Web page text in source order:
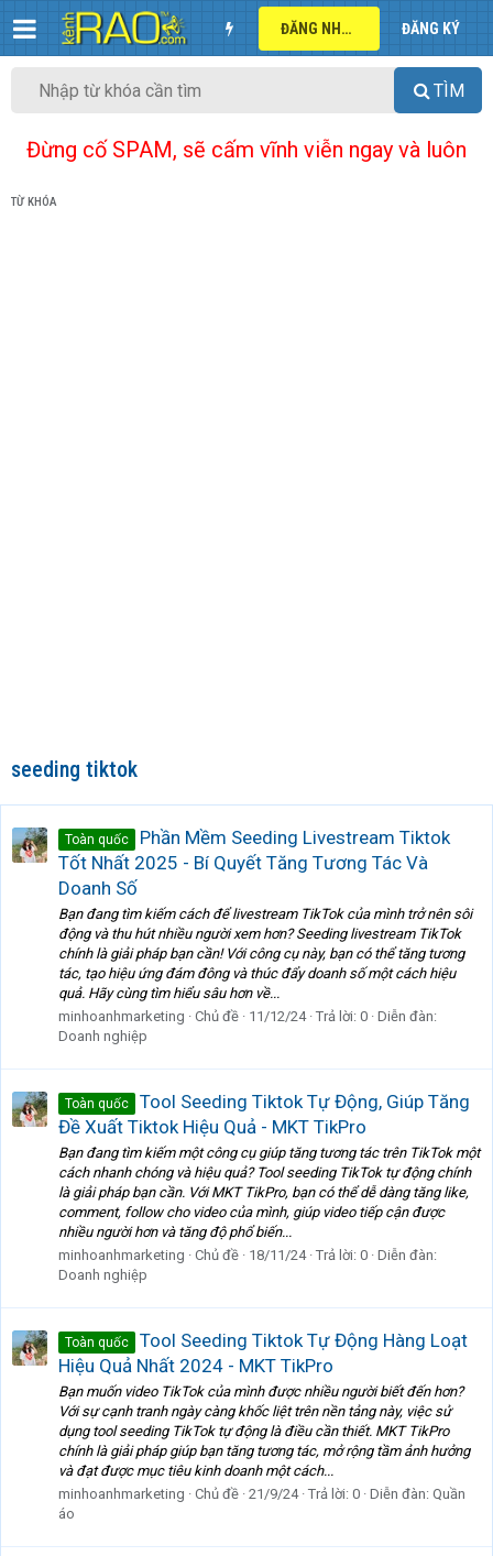
ĐĂNG NHẬP ĐĂNG KÝ
TÌM
Đừng cố SPAM, sẽ cấm vĩnh viễn ngay và luôn
TỪ KHÓA
seeding tiktok
Toàn quốc
Phần Mềm Seeding Livestream Tiktok
Tốt Nhất 2025 - Bí Quyết Tăng Tương Tác Và
Doanh Số
Bạn đang tìm kiếm cách để livestream TikTok của mình trở nên sôi
động và thu hút nhiều người xem hơn? Seeding livestream TikTok
chính là giải pháp bạn cần! Với công cụ này, bạn có thể tăng tương
tác, tạo hiệu ứng đám đông và thúc đẩy doanh số một cách hiệu
quả. Hãy cùng tìm hiểu sâu hơn về...
minhoanhmarketing
Chủ đề 11/12/24 Trả lời: 0 Diễn đàn:
Doanh nghiệp
Toàn quốc
Tool Seeding Tiktok Tự Động, Giúp Tăng
Đề Xuất Tiktok Hiệu Quả - MKT TikPro
Bạn đang tìm kiếm một công cụ giúp tăng tương tác trên TikTok một
cách nhanh chóng và hiệu quả? Tool seeding TikTok tự động chính
là giải pháp bạn cần. Với MKT TikPro, bạn có thể dễ dàng tăng like,
comment, follow cho video của mình, giúp video tiếp cận được
nhiều người hơn và tăng độ phổ biến...
minhoanhmarketing
Chủ đề 18/11/24 Trả lời: 0 Diễn đàn:
Doanh nghiệp
Toàn quốc
Tool Seeding Tiktok Tự Động Hàng Loạt
Hiệu Quả Nhất 2024 - MKT TikPro
Bạn muốn video TikTok của mình được nhiều người biết đến hơn?
Với sự cạnh tranh ngày càng khốc liệt trên nền tảng này, việc sử
dụng tool seeding TikTok tự động là điều cần thiết. MKT TikPro
chính là giải pháp giúp bạn tăng tương tác, mở rộng tầm ảnh hưởng
và đạt được mục tiêu kinh doanh một cách...
minhoanhmarketing
Chủ đề 21/9/24 Trả lời: 0 Diễn đàn: Quần
áo